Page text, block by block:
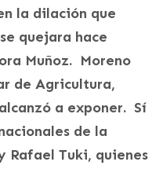
la dilación que
quejara hace
Muñoz. Moreno
de Agricultura,
a exponer. Sí
de la
Rafael Tuki, quienes